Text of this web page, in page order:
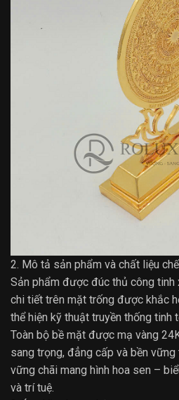
2. Mô tả sản phẩm và chất liệu
Sản phẩm được đúc thủ công
chi tiết trên mặt trống được khắc
thể hiện kỹ thuật truyền thống tinh
Toàn bộ bề mặt được mạ vàng
sang trọng, đẳng cấp và bền
vững chãi mang hình hoa sen –
và trí tuệ.